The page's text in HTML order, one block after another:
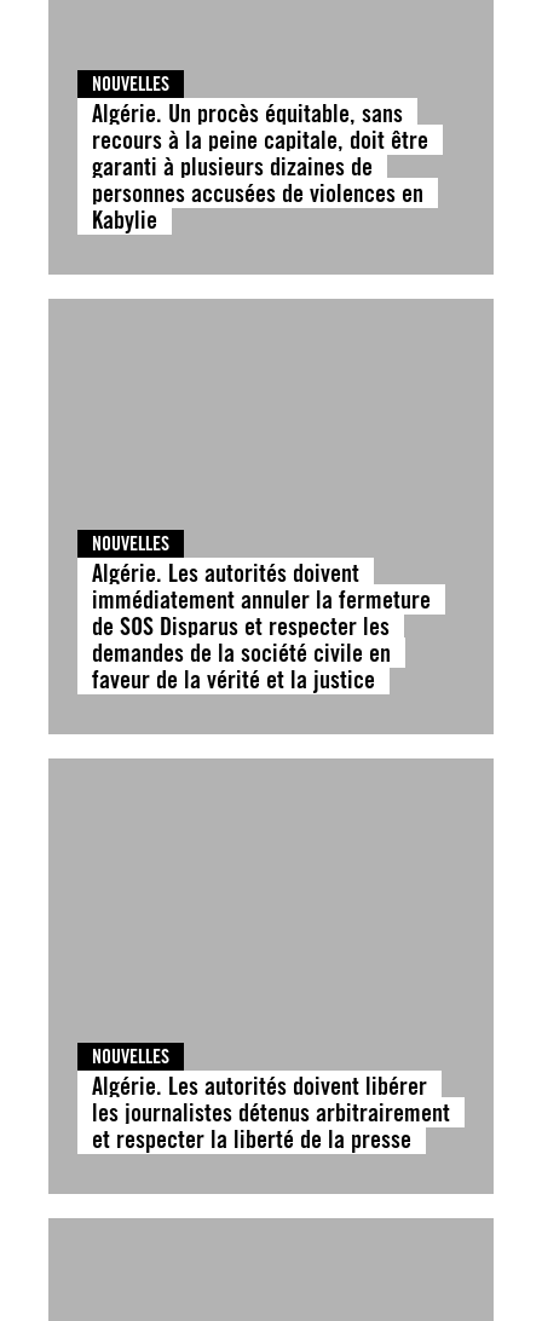
NOUVELLES
Algérie. Un procès équitable, sans
recours à la peine capitale, doit être
garanti à plusieurs dizaines de
personnes accusées de violences en
Kabylie
NOUVELLES
Algérie. Les autorités doivent
immédiatement annuler la fermeture
de SOS Disparus et respecter les
demandes de la société civile en
faveur de la vérité et la justice
NOUVELLES
Algérie. Les autorités doivent libérer
les journalistes détenus arbitrairement
et respecter la liberté de la presse